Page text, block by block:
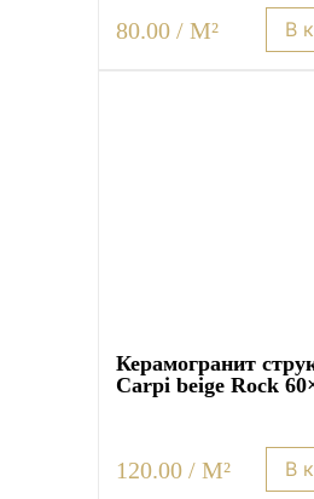
80.00 / M² В
Керамогранит
Carpi beige Rock
120.00 / M² В